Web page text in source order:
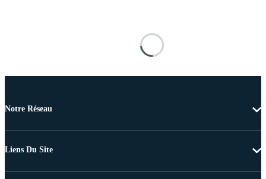
Notre Réseau
Liens Du Site